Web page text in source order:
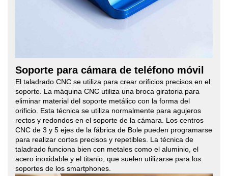
Soporte para cámara de teléfono móvil
El taladrado CNC se utiliza para crear orificios precisos en el
soporte. La máquina CNC utiliza una broca giratoria para
eliminar material del soporte metálico con la forma del
orificio. Esta técnica se utiliza normalmente para agujeros
rectos y redondos en el soporte de la cámara. Los centros
CNC de 3 y 5 ejes de la fábrica de Bole pueden programarse
para realizar cortes precisos y repetibles. La técnica de
taladrado funciona bien con metales como el aluminio, el
acero inoxidable y el titanio, que suelen utilizarse para los
soportes de los smartphones.